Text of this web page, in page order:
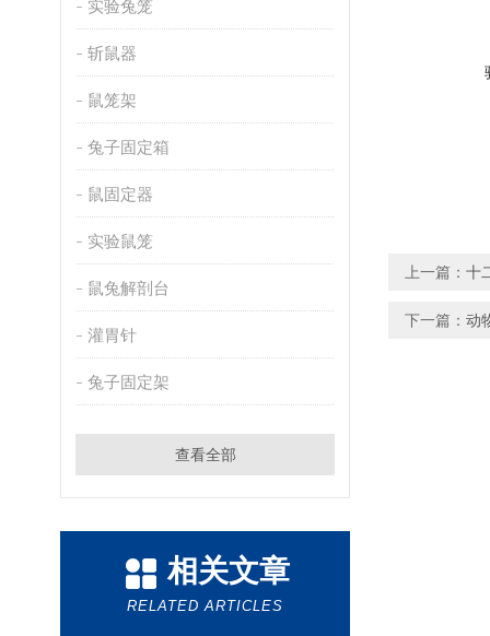
实验兔笼
斩鼠器
鼠笼架
兔子固定箱
鼠固定器
实验鼠笼
鼠兔解剖台
灌胃针
兔子固定架
查看全部
相关文章
RELATED ARTICLES
上一篇： 十
下一篇： 动